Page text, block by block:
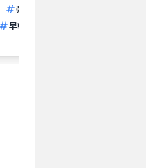
弾道測定器
早朝